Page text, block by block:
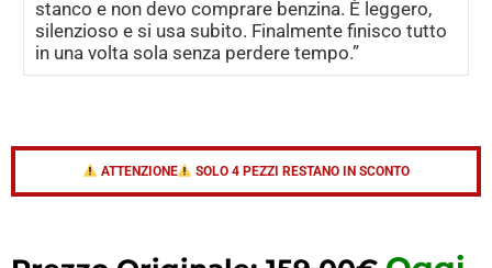
stanco e non devo comprare benzina. È leggero,
silenzioso e si usa subito. Finalmente finisco tutto
in una volta sola senza perdere tempo.”
ATTENZIONE SOLO 4 PEZZI RESTANO IN SCONTO